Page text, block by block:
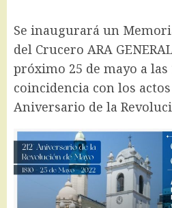
Se inaugurará un
del Crucero ARA
próximo 25 de mayo a las
coincidencia con los
Aniversario de la